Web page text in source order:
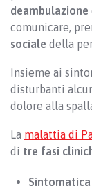
deambulazione
comunicare,
sociale della
Insieme ai
disturbanti
dolore alla
La malattia di
di tre fasi